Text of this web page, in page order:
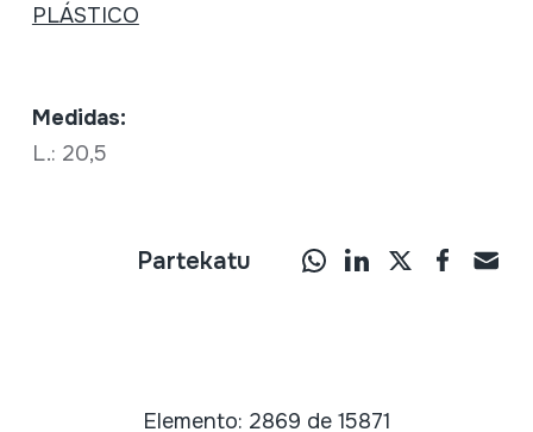
PLÁSTICO
Medidas:
L.: 20,5
Partekatu
Elemento: 2869 de 15871